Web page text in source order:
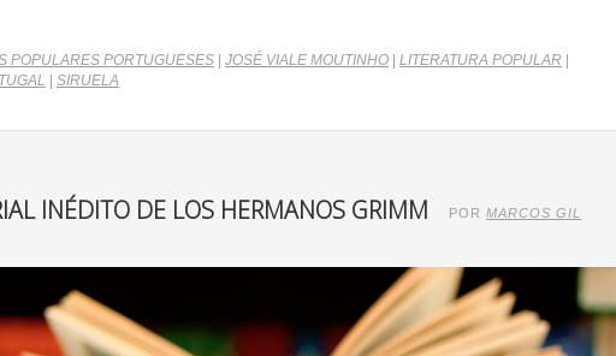
POPULARES PORTUGUESES JOSÉ VIALE MOUTINHO LITERATURA POPULAR
SIRUELA
INÉDITO DE LOS HERMANOS GRIMM PORMARCOS GIL